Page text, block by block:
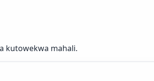
kutowekwa mahali.